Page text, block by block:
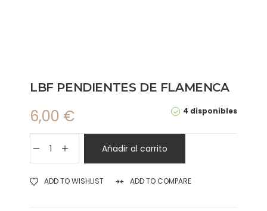
LBF PENDIENTES DE FLAMENCA
4 disponibles
6,00 €
Añadir al carrito
ADD TO WISHLIST ADD TO COMPARE